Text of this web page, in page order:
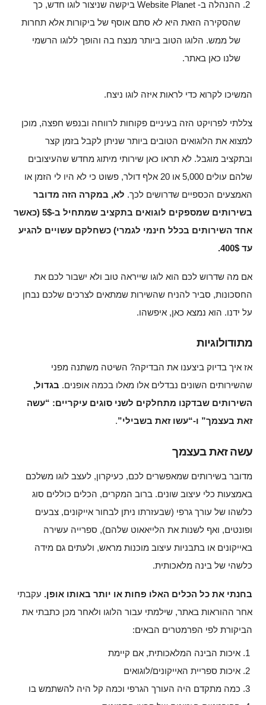
ההנהלה ב- Website Planet ביקשה שניצור לוגו חדש, כך
שהסקירה הזאת היא לא סתם אוסף של ביקורות אלא תחרות
של ממש. הלוגו הטוב ביותר מנצח בה והופך ללוגו הרשמי
שלנו כאן באתר.
המשיכו לקרוא כדי לראות איזה לוגו ניצח.
צללתי לפרויקט הזה בעיניים פקוחות לרווחה ובנפש חפצה, מוכן
למצוא את הלוגואים הטובים ביותר שניתן לקבל בזמן קצר
ובתקציב מוגבל. לא תראו כאן שירותי מיתוג מחדש שהעיצובים
שלהם עולים 5,000 או 20 אלף דולר, פשוט כי לא היו לי הזמן או
האמצעים הכספיים שדרושים לכך. לא, במקרה הזה מדובר
בשירותים שמספקים לוגואים בתקציב שמתחיל ב-5$ (כאשר
אחד השירותים בכלל חינמי לגמרי) כשחלקם עשויים להגיע
עד 400$.
אם מה שדרוש לכם הוא לוגו שייראה טוב ולא ישבור לכם את
החסכונות, סביר להניח שהשירות שמתאים לצרכים שלכם נבחן
על ידנו. הוא נמצא כאן, איפשהו.
מתודולוגיות
אז איך בדיוק ביצענו את הבדיקה? השיטה משתנה מפני
שהשירותים השונים נבדלים אלו מאלו בכמה אופנים. בגדול,
השירותים שבדקנו מתחלקים לשני סוגים עיקריים: “עשה
זאת בעצמך” ו-“עשו זאת בשבילי”.
עשה זאת בעצמך
מדובר בשירותים שמאפשרים לכם, כעיקרון, לעצב לוגו משלכם
באמצעות כלי עיצוב שונים. ברוב המקרים, הכלים כוללים סוג
כלשהו של עורך גרפי (שבעזרתו ניתן לבחור אייקונים, צבעים
ופונטים, ואף לשנות את הלייאאוט שלהם), ספרייה עשירה
באייקונים או בתבניות עיצוב מוכנות מראש, ולעתים גם מידה
כלשהי של בינה מלאכותית.
בחנתי את כל הכלים האלו פחות או יותר באותו אופן. עקבתי
אחר ההוראות באתר, שילמתי עבור הלוגו ולאחר מכן כתבתי את
הביקורת לפי הפרמטרים הבאים:
איכות הבינה המלאכותית, אם קיימת
איכות ספריית האייקונים/לוגואים
כמה מתקדם היה העורך הגרפי וכמה קל היה להשתמש בו